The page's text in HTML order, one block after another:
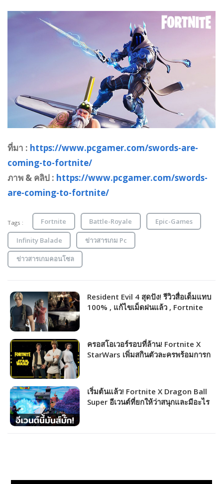
ที่มา : https://www.pcgamer.com/swords-are-
coming-to-fortnite/
ภาพ & คลิป : https://www.pcgamer.com/swords-
are-coming-to-fortnite/
Tags : Fortnite Battle-Royale Epic-Games
Infinity Balade ข่าวสารเกม Pc
ข่าวสารเกมคอนโซล
Resident Evil 4 สุดปัง! รีวิวสื่อเต็มแทบ
100% , แก้ไขเม็ดฝนแล้ว , Fortnite
ครอสโอเวอร์รอบที่ล้าน! Fortnite X
StarWars เพิ่มสกินตัวละครพร้อมการก
เริ่มต้นแล้ว! Fortnite X Dragon Ball
Super อีเวนต์ที่ยกให้ว่าสนุกและมีอะไร